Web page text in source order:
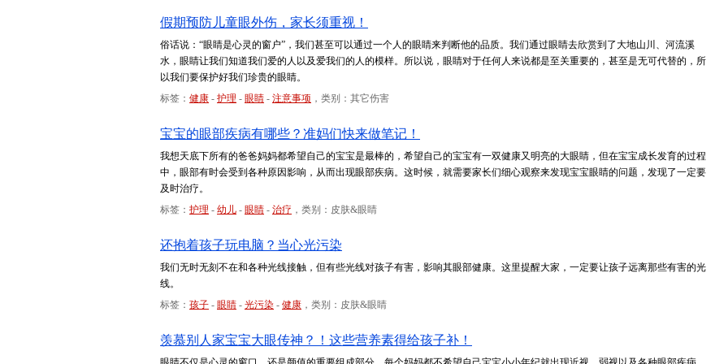
假期预防儿童眼外伤，家长须重视！
俗话说：“眼睛是心灵的窗户”，我们甚至可以通过一个人的眼睛来判断他的品质。我们通过眼睛去欣赏到了大地山川、河流溪
水，眼睛让我们知道我们爱的人以及爱我们的人的模样。所以说，眼睛对于任何人来说都是至关重要的，甚至是无可代替的，所
以我们要保护好我们珍贵的眼睛。
标签： 健康 - 护理 - 眼睛 - 注意事项 ，类别：其它伤害
宝宝的眼部疾病有哪些？准妈们快来做笔记！
我想天底下所有的爸爸妈妈都希望自己的宝宝是最棒的，希望自己的宝宝有一双健康又明亮的大眼睛，但在宝宝成长发育的过程
中，眼部有时会受到各种原因影响，从而出现眼部疾病。这时候，就需要家长们细心观察来发现宝宝眼睛的问题，发现了一定要
及时治疗。
标签： 护理 - 幼儿 - 眼睛 - 治疗 ，类别：皮肤&眼睛
还抱着孩子玩电脑？当心光污染
我们无时无刻不在和各种光线接触，但有些光线对孩子有害，影响其眼部健康。这里提醒大家，一定要让孩子远离那些有害的光
线。
标签： 孩子 - 眼睛 - 光污染 - 健康 ，类别：皮肤&眼睛
羡慕别人家宝宝大眼传神？！这些营养素得给孩子补！